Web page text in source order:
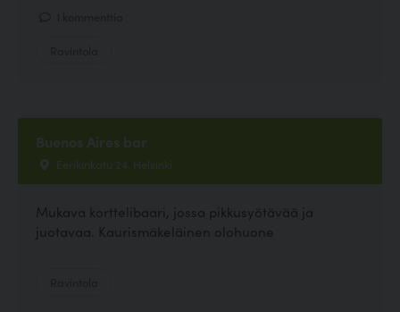
Buenos Aires bar
Eerikinkatu 24, Helsinki
Mukava korttelibaari, jossa pikkusyötävää ja
juotavaa. Kaurismäkeläinen olohuone